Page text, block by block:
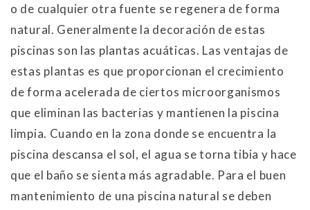
o de cualquier otra fuente se regenera de forma
natural. Generalmente la decoración de estas
piscinas son las plantas acuáticas. Las ventajas de
estas plantas es que proporcionan el crecimiento
de forma acelerada de ciertos microorganismos
que eliminan las bacterias y mantienen la piscina
limpia. Cuando en la zona donde se encuentra la
piscina descansa el sol, el agua se torna tibia y hace
que el baño se sienta más agradable. Para el buen
mantenimiento de una piscina natural se deben